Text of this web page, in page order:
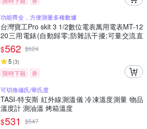
功能齊全，方便測量多種數據
台灣寶工Pro skit 3 1/2數位電表萬用電表MT-12
20三用電錶(自動歸零;防雜訊干擾;可量交流直
流電壓2mA電流電阻電晶體二極體NCV;雙保險
絲;全檔位保護)
$562 $624
5 (3)
限時下殺
券
可切換攝氏/華氏度
TASI-特安斯 紅外線測溫儀 冷凍溫度測量 物品
溫度計 測油溫 烤箱溫度
$531 $547